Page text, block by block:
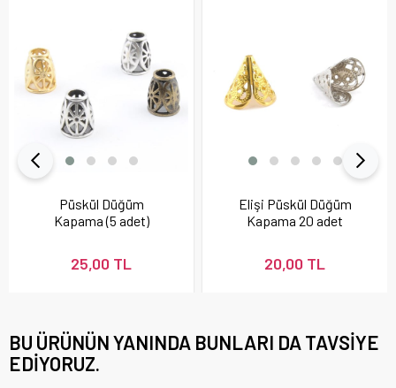
Püskül Düğüm
Kapama (5 adet)
25,00 TL
Elişi Püskül Düğüm
Kapama 20 adet
20,00 TL
BU ÜRÜNÜN YANINDA BUNLARI DA TAVSIYE
EDIYORUZ.